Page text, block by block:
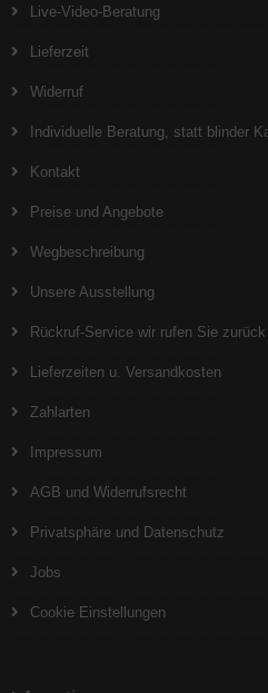
Live-Video-Beratung
Lieferzeit
Widerruf
Individuelle Beratung, statt blinder
Kontakt
Preise und Angebote
Wegbeschreibung
Unsere Ausstellung
Rückruf-Service wir rufen Sie zurück
Lieferzeiten u. Versandkosten
Zahlarten
Impressum
AGB und Widerrufsrecht
Privatsphäre und Datenschutz
Jobs
Cookie Einstellungen